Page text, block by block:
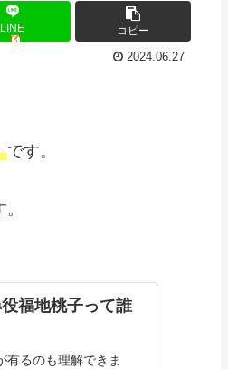
LINE コピー
2024.06.27
です。
福地桃子って誰
有るのも理解できま